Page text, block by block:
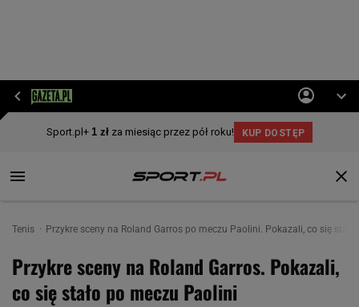
Tenis Przykre sceny na Roland Garros po meczu Paolini. Pokazali, co się stało
Przykre sceny na Roland Garros. Pokazali,
co się stało po meczu Paolini